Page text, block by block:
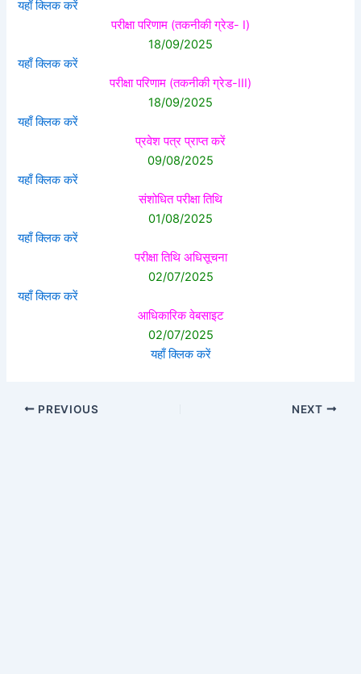
यहाँ क्लिक करें
परीक्षा परिणाम (तकनीकी ग्रेड- I)
18/09/2025
यहाँ क्लिक करें
परीक्षा परिणाम (तकनीकी ग्रेड-III)
18/09/2025
यहाँ क्लिक करें
प्रवेश पत्र प्राप्त करें
09/08/2025
यहाँ क्लिक करें
संशोधित परीक्षा तिथि
01/08/2025
यहाँ क्लिक करें
परीक्षा तिथि अधिसूचना
02/07/2025
यहाँ क्लिक करें
आधिकारिक वेबसाइट
02/07/2025
यहाँ क्लिक करें
PREVIOUS NEXT